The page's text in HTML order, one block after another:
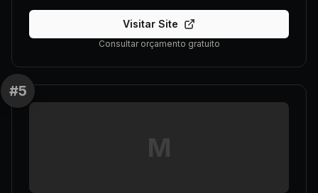
Visitar Site
Consultar orçamento gratuito
#5
M